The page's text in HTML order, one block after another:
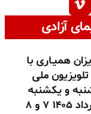
آزادی
همیـاری با
ملی
و یکشنبه
۱۶ ، ۱۷ و ۱۸ مرداد ۱۴۰۵ ۷ و ۸